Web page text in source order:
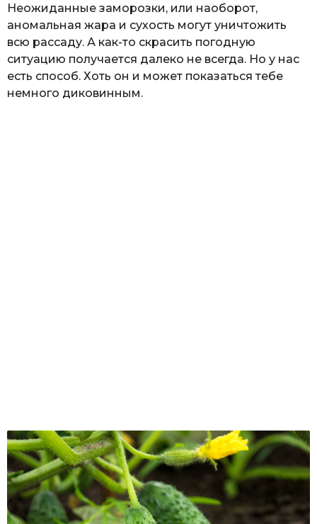
Неожиданные заморозки, или наоборот,
аномальная жара и сухость могут уничтожить
всю рассаду. А как-то скрасить погодную
ситуацию получается далеко не всегда. Но у нас
есть способ. Хоть он и может показаться тебе
немного диковинным.